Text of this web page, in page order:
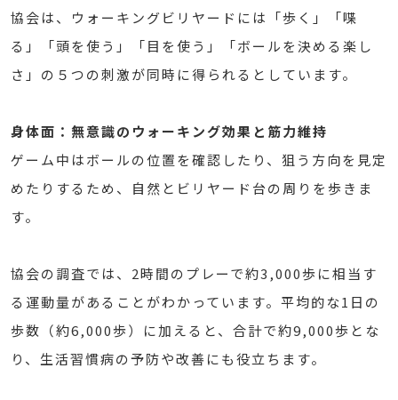
協会は、ウォーキングビリヤードには「歩く」「喋
る」「頭を使う」「目を使う」「ボールを決める楽し
さ」の５つの刺激が同時に得られるとしています。
身体面：無意識のウォーキング効果と筋力維持
ゲーム中はボールの位置を確認したり、狙う方向を見定
めたりするため、自然とビリヤード台の周りを歩きま
す。
協会の調査では、2時間のプレーで約3,000歩に相当す
る運動量があることがわかっています。平均的な1日の
歩数（約6,000歩）に加えると、合計で約9,000歩とな
り、生活習慣病の予防や改善にも役立ちます。